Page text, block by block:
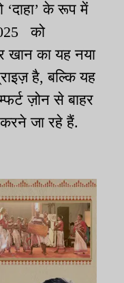
के रूप में
को
खान का यह नया
है, बल्कि यह
ज़ोन से बाहर
जा रहे हैं.